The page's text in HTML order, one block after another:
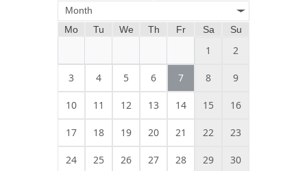
Month
Mo Tu We Th Fr Sa Su
1 2
3 4 5 6 7 8 9
10 11 12 13 14 15 16
17 18 19 20 21 22 23
24 25 26 27 28 29 30